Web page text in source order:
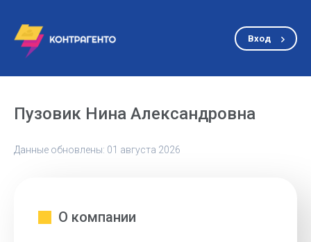
Вход
Пузовик Нина Александровна
Данные обновлены: 01 августа 2026
О компании